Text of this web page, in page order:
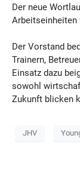
Der neue
Arbeitseinheiten
Der Vorstand
Trainern,
Einsatz dazu
sowohl
Zukunft blicken
JHV